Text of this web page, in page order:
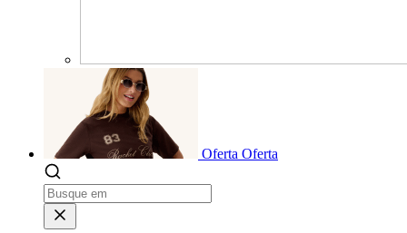
Oferta Oferta